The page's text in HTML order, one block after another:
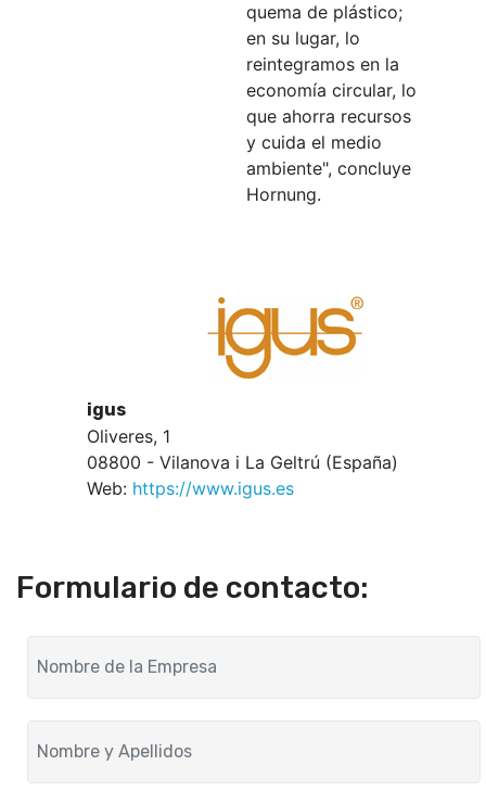
quema de plástico;
en su lugar, lo
reintegramos en la
economía circular, lo
que ahorra recursos
y cuida el medio
ambiente", concluye
Hornung.
igus
Oliveres, 1
08800 - Vilanova i La Geltrú (España)
Web: https://www.igus.es
Formulario de contacto: